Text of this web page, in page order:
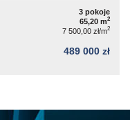
3 pokoje
65,20 m2
7 500,00 zł/m2
489 000 zł